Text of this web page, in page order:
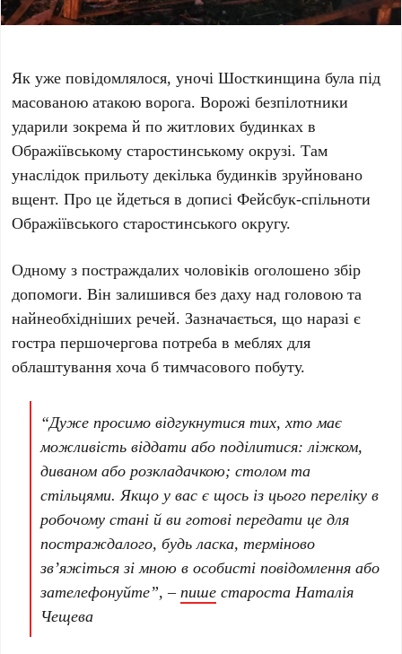
Як уже повідомлялося, уночі Шосткинщина була під
масованою атакою ворога. Ворожі безпілотники
ударили зокрема й по житлових будинках в
Ображіївському старостинському окрузі. Там
унаслідок прильоту декілька будинків зруйновано
вщент. Про це йдеться в дописі Фейсбук-спільноти
Ображіївського старостинського округу.
Одному з постраждалих чоловіків оголошено збір
допомоги. Він залишився без даху над головою та
найнеобхідніших речей. Зазначається, що наразі є
гостра першочергова потреба в меблях для
облаштування хоча б тимчасового побуту.
“Дуже просимо відгукнутися тих, хто має
можливість віддати або поділитися: ліжком,
диваном або розкладачкою; столом та
стільцями. Якщо у вас є щось із цього переліку в
робочому стані й ви готові передати це для
постраждалого, будь ласка, терміново
зв’яжіться зі мною в особисті повідомлення або
зателефонуйте”, – пише староста Наталія
Чещева